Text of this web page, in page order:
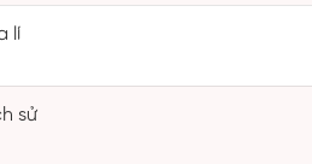
lí
sử